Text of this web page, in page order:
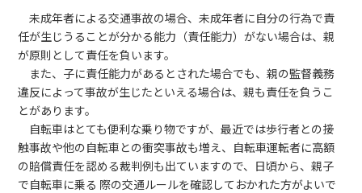
未成年者による交通事故の場合、未成年者に自分の行為で責
任が生じうることが分かる能力（責任能力）がない場合は、親
が原則として責任を負います。
また、子に責任能力があるとされた場合でも、親の監督義務
違反によって事故が生じたといえる場合は、親も責任を負うこ
とがあります。
自転車はとても便利な乗り物ですが、最近では歩行者との接
触事故や他の自転車との衝突事故も増え、自転車運転者に高額
の賠償責任を認める裁判例も出ていますので、日頃から、親子
で自転車に乗る 際の交通ルールを確認しておかれた方がよいで